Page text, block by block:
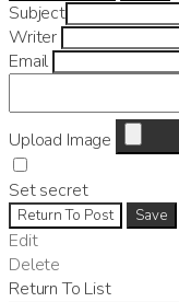
Subject
Writer
Email
Upload Image
Set secret
Return To Post Save
Edit
Delete
Return To List